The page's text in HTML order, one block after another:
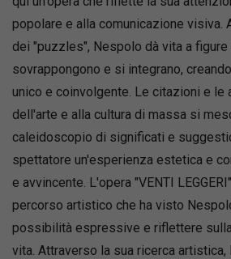
popolare e alla comunicazione visiva.
dei "puzzles", Nespolo dà vita a
sovrappongono e si integrano,
unico e coinvolgente. Le citazioni e le
dell'arte e alla cultura di massa si
caleidoscopio di significati e
spettatore un'esperienza estetica e
e avvincente. L'opera "VENTI
percorso artistico che ha visto
possibilità espressive e riflettere
vita. Attraverso la sua ricerca